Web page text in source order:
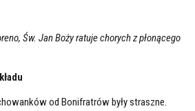
Św. Jan Boży ratuje chorych z płonącego
od Bonifratrów były straszne.